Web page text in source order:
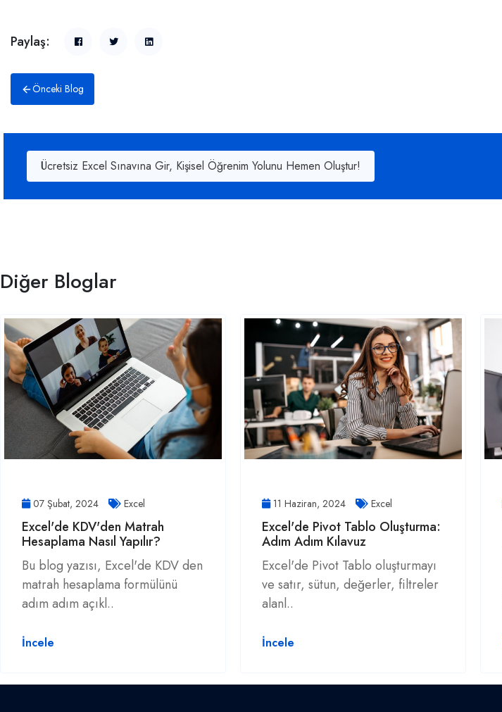
Paylaş:
Önceki Blog
Ücretsiz Excel Sınavına Gir, Kişisel Öğrenim Yolunu Hemen Oluştur!
Diğer Bloglar
07 Şubat, 2024 Excel
Excel'de KDV'den Matrah
Hesaplama Nasıl Yapılır?
Bu blog yazısı, Excel'de KDV den
matrah hesaplama formülünü
adım adım açıkl..
İncele
11 Haziran, 2024 Excel
Excel'de Pivot Tablo Oluşturma:
Adım Adım Kılavuz
Excel'de Pivot Tablo oluşturmayı
ve satır, sütun, değerler, filtreler
alanl..
İncele